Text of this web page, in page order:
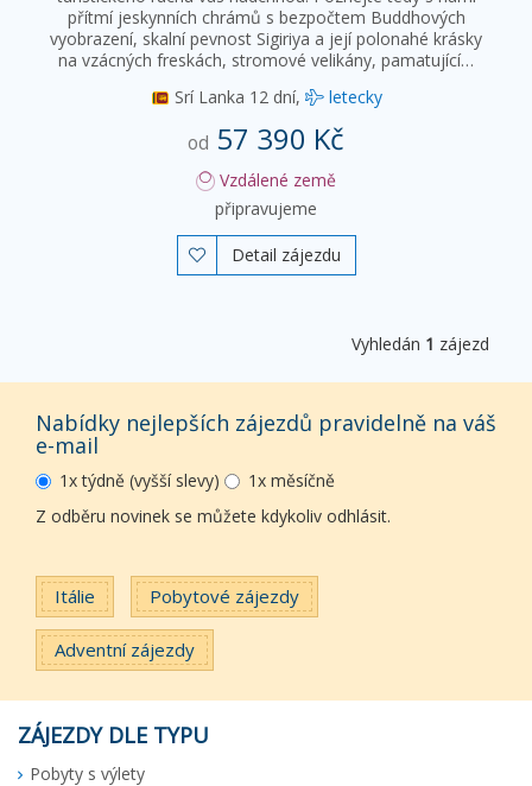
přítmí jeskynních chrámů s bezpočtem Buddhových
vyobrazení, skalní pevnost Sigiriya a její polonahé krásky
na vzácných freskách, stromové velikány, pamatující…
Srí Lanka 12 dní, letecky
od 57 390 Kč
Vzdálené země
připravujeme
 Detail zájezdu
Vyhledán 1 zájezd
Nabídky nejlepších zájezdů pravidelně na váš
e-mail
1x týdně (vyšší slevy)
1x měsíčně
Z odběru novinek se můžete kdykoliv odhlásit.
Itálie Pobytové zájezdy
Adventní zájezdy
ZÁJEZDY DLE TYPU
Pobyty s výlety